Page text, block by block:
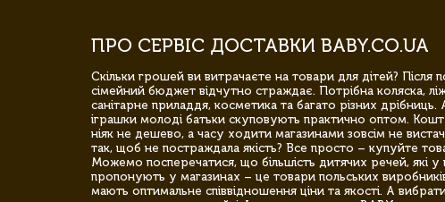
ПРО СЕРВІС ДОСТАВКИ BABY.CO.UA
Скільки грошей ви витрачаєте на товари для дітей? Після
сімейний бюджет відчутно страждає. Потрібна коляска,
санітарне приладдя, косметика та багато різних
іграшки молоді батьки скуповують практично оптом.
ніяк не дешево, а часу ходити магазинами зовсім не
так, щоб не постраждала якість? Все просто – купуйте
Можемо посперечатися, що більшість дитячих речей, які у
пропонують у магазинах – це товари польських
мають оптимальне співвідношення ціни та якості. А